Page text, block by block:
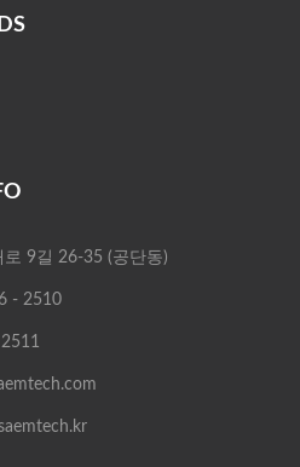
9길 26-35 (공단동)
- 2510